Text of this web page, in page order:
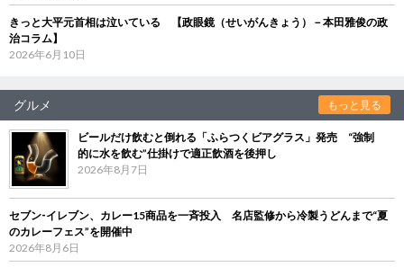
きっと大平元首相は泣いている 【政眼鏡（せいがんきょう）－本田雅俊の政
治コラム】
2026年6月10日
グルメ もっと見る
ビールだけ飲むと倒れる「ふらつくビアグラス」発売 “強制
的に水を飲む”仕掛けで適正飲酒を後押し
2026年8月7日
セブン‐イレブン、カレー15商品を一斉投入 名店監修から冷製うどんまで“夏
のカレーフェス”を開催中
2026年8月6日